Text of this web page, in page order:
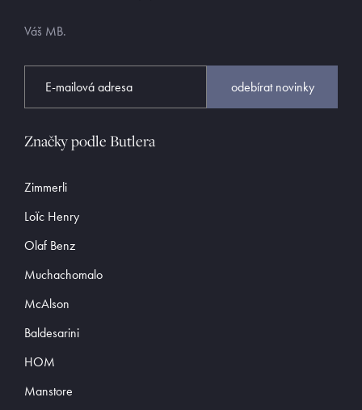
Váš MB.
odebírat novinky
Značky podle Butlera
Zimmerli
Loïc Henry
Olaf Benz
Muchachomalo
McAlson
Baldesarini
HOM
Manstore